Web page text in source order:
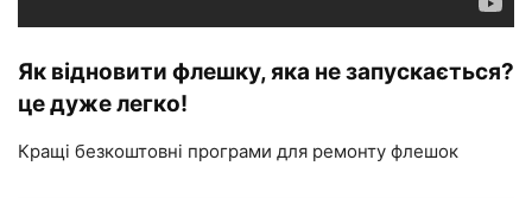
Як відновити флешку, яка не запускається?
це дуже легко!
Кращі безкоштовні програми для ремонту флешок